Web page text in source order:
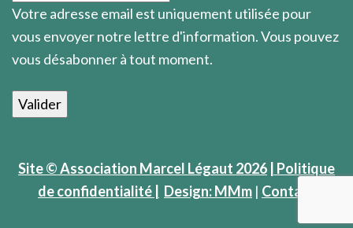
Votre adresse email est uniquement utilisée pour
vous envoyer notre lettre d'information. Vous pouvez
vous désabonner à tout moment.
Site © Association Marcel Légaut 2026 | Politique
de confidentialité |
Design: MMm | Contact